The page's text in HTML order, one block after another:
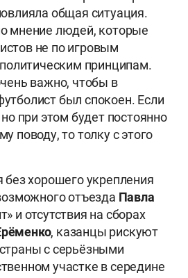
общая ситуация.
мнение людей, которые
не по игровым
принципам.
важно, чтобы в
был спокоен. Если
при этом будет постоянно
поводу, то толку с этого
без хорошего укрепления
отъезда Павла
и отсутствия на сборах
, казанцы рискуют
с серьёзными
участке в середине